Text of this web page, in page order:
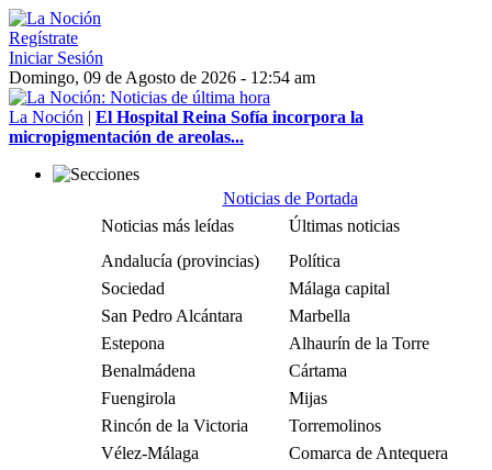
Regístrate
Iniciar Sesión
Domingo, 09 de Agosto de 2026 - 12:54 am
La Noción | El Hospital Reina Sofía incorpora la
micropigmentación de areolas...
Noticias de Portada
Noticias más leídas
Últimas noticias
Andalucía (provincias)
Política
Sociedad
Málaga capital
San Pedro Alcántara
Marbella
Estepona
Alhaurín de la Torre
Benalmádena
Cártama
Fuengirola
Mijas
Rincón de la Victoria
Torremolinos
Vélez-Málaga
Comarca de Antequera